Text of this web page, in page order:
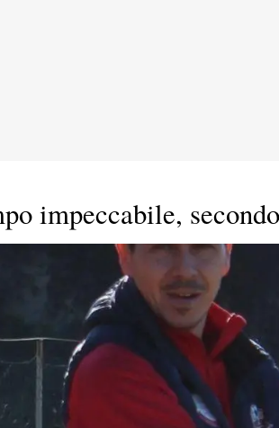
impeccabile,